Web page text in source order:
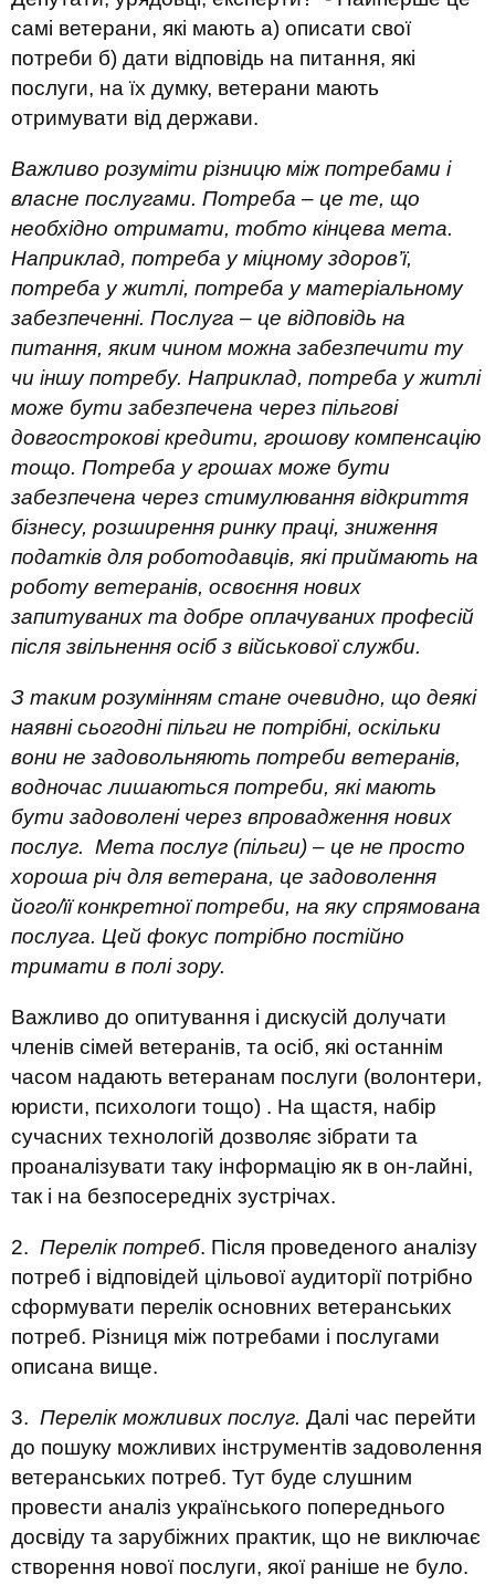
самі ветерани, які мають а) описати свої
потреби б) дати відповідь на питання, які
послуги, на їх думку, ветерани мають
отримувати від держави.
Важливо розуміти різницю між потребами і
власне послугами. Потреба – це те, що
необхідно отримати, тобто кінцева мета.
Наприклад, потреба у міцному здоров’ї,
потреба у житлі, потреба у матеріальному
забезпеченні. Послуга – це відповідь на
питання, яким чином можна забезпечити ту
чи іншу потребу. Наприклад, потреба у житлі
може бути забезпечена через пільгові
довгострокові кредити, грошову компенсацію
тощо. Потреба у грошах може бути
забезпечена через стимулювання відкриття
бізнесу, розширення ринку праці, зниження
податків для роботодавців, які приймають на
роботу ветеранів, освоєння нових
запитуваних та добре оплачуваних професій
після звільнення осіб з військової служби.
З таким розумінням стане очевидно, що деякі
наявні сьогодні пільги не потрібні, оскільки
вони не задовольняють потреби ветеранів,
водночас лишаються потреби, які мають
бути задоволені через впровадження нових
послуг. Мета послуг (пільги) – це не просто
хороша річ для ветерана, це задоволення
його/її конкретної потреби, на яку спрямована
послуга. Цей фокус потрібно постійно
тримати в полі зору.
Важливо до опитування і дискусій долучати
членів сімей ветеранів, та осіб, які останнім
часом надають ветеранам послуги (волонтери,
юристи, психологи тощо) . На щастя, набір
сучасних технологій дозволяє зібрати та
проаналізувати таку інформацію як в он-лайні,
так і на безпосередніх зустрічах.
2. Перелік потреб. Після проведеного аналізу
потреб і відповідей цільової аудиторії потрібно
сформувати перелік основних ветеранських
потреб. Різниця між потребами і послугами
описана вище.
3. Перелік можливих послуг. Далі час перейти
до пошуку можливих інструментів задоволення
ветеранських потреб. Тут буде слушним
провести аналіз українського попереднього
досвіду та зарубіжних практик, що не виключає
створення нової послуги, якої раніше не було.